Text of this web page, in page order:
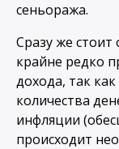
сеньоража.
Сразу же
крайне редко
дохода, так
количества
инфляции
происходит